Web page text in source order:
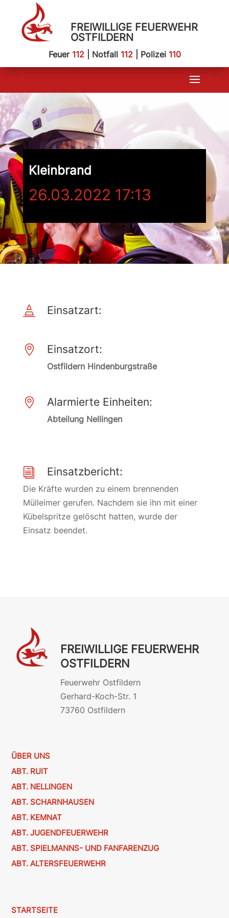
FREIWILLIGE FEUERWEHR
OSTFILDERN
Feuer 112| Notfall 112| Polizei 110
Kleinbrand
26.03.2022 17:13
 Einsatzart:
 Einsatzort:
Ostfildern Hindenburgstraße
 Alarmierte Einheiten:
Abteilung Nellingen
i Einsatzbericht:
Die Kräfte wurden zu einem brennenden
Mülleimer gerufen. Nachdem sie ihn mit einer
Kübelspritze gelöscht hatten, wurde der
Einsatz beendet.
FREIWILLIGE FEUERWEHR
OSTFILDERN
Feuerwehr Ostfildern
Gerhard-Koch-Str. 1
73760 Ostfildern
ÜBER UNS
ABT. RUIT
ABT. NELLINGEN
ABT. SCHARNHAUSEN
ABT. KEMNAT
ABT. JUGENDFEUERWEHR
ABT. SPIELMANNS- UND FANFARENZUG
ABT. ALTERSFEUERWEHR
STARTSEITE